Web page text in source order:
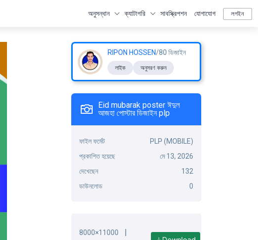
অনুসন্ধান ক্যাটাগরি সাবস্ক্রিপশন যোগাযোগ লগইন
RIPON HOSSEN/80 ডিজাইন
লাইক অনুসরণ করুন
Eid mubarak poster ঈদুল
আজহা পোস্টার ডিজাইন plp
ফাইল ফর্মেট
PLP (MOBILE)
প্রকাশিত হয়েছে
মে 13, 2026
দেখেছেন
132
ডাউনলোড
0
8000×11000 |